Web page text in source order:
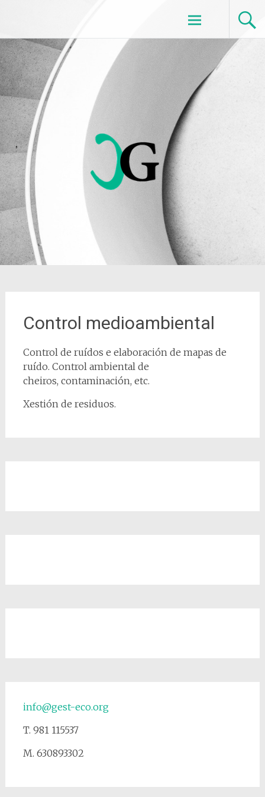
Ir ao contido
Control medioambiental
Control de ruídos e elaboración de mapas de
ruído. Control ambiental de
cheiros, contaminación, etc.
Xestión de residuos.
info@gest-eco.org
T. 981 115537
M. 630893302